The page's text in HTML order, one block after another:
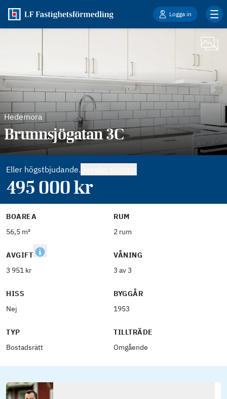
Logga in
Hedemora
Brunnsjögatan 3C
Eller högstbjudande.
495 000kr
BOAREA
56,5 m²
RUM
2 rum
AVGIFT
3 951 kr
VÅNING
3 av 3
HISS
Nej
BYGGÅR
1953
TYP
Bostadsrätt
TILLTRÄDE
Omgående